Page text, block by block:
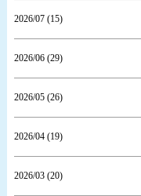
2026/07 (15)
2026/06 (29)
2026/05 (26)
2026/04 (19)
2026/03 (20)